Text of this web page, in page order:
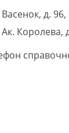
Васенок, д.
Ак. Королева,